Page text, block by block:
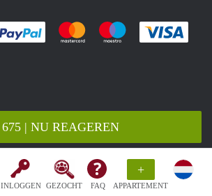
INLOGGEN GEZOCHT FAQ
+
APPARTEMENT
€ 675 | NU REAGEREN
Je rekent gemakkelijk af met Paypal
Je rekent gemakkelijk af met
Je rekent